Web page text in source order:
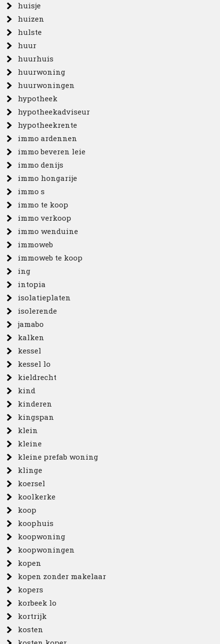
huisje
huizen
hulste
huur
huurhuis
huurwoning
huurwoningen
hypotheek
hypotheekadviseur
hypotheekrente
immo ardennen
immo beveren leie
immo denijs
immo hongarije
immo s
immo te koop
immo verkoop
immo wenduine
immoweb
immoweb te koop
ing
intopia
isolatieplaten
isolerende
jamabo
kalken
kessel
kessel lo
kieldrecht
kind
kinderen
kingspan
klein
kleine
kleine prefab woning
klinge
koersel
koolkerke
koop
koophuis
koopwoning
koopwoningen
kopen
kopen zonder makelaar
kopers
korbeek lo
kortrijk
kosten